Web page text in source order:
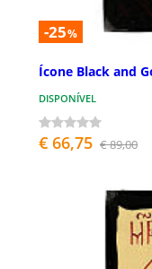
-25%
Ícone Black and
DISPONÍVEL
€ 66,75 € 89,00